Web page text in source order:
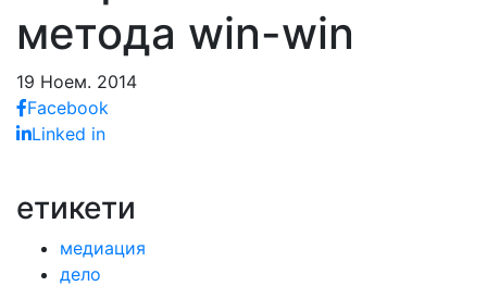
метода win-win
19 Ноем. 2014
Facebook
Linked in
етикети
медиация
дело